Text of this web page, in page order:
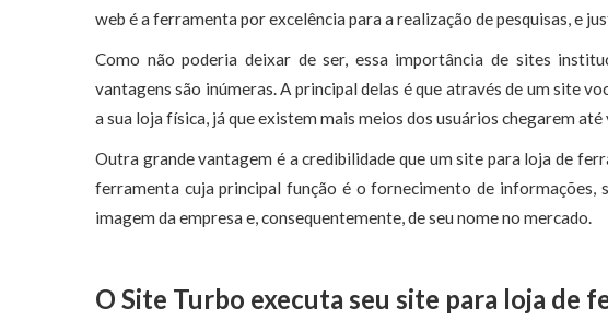
web é a ferramenta por excelência para a realização de pesquisas, e
Como não poderia deixar de ser, essa importância de sites
vantagens são inúmeras. A principal delas é que através de um site
a sua loja física, já que existem mais meios dos usuários chegarem até
Outra grande vantagem é a credibilidade que um site para loja de
ferramenta cuja principal função é o fornecimento de
imagem da empresa e, consequentemente, de seu nome no mercado.
O Site Turbo executa seu site para loja de